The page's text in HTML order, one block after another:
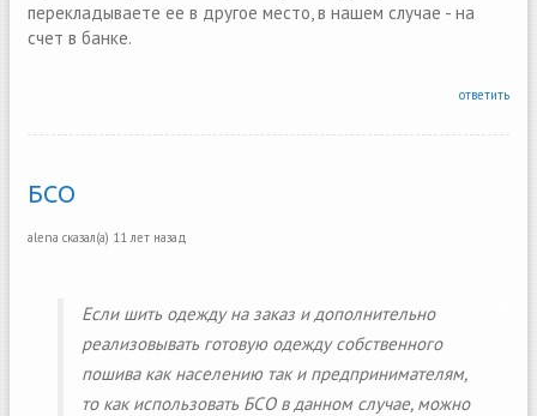
перекладываете ее в другое место, в нашем случае - на
счет в банке.
ответить
БСО
alena сказал(а) 11 лет назад
Если шить одежду на заказ и дополнительно
реализовывать готовую одежду собственного
пошива как населению так и предпринимателям,
то как использовать БСО в данном случае, можно